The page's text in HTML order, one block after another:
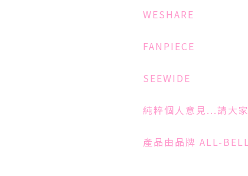
WESHARE
FANPIECE
SEEWIDE
純粹個人意見...請大
產品由品牌 ALL-